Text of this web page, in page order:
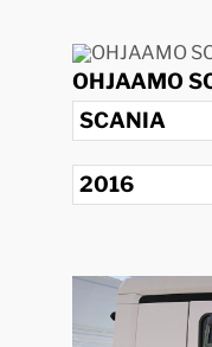
OHJAAMO
SCANIA
2016